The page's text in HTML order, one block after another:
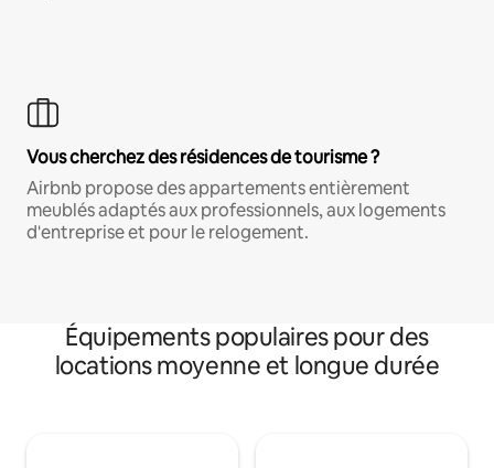
Vous cherchez des résidences de tourisme ?
Airbnb propose des appartements entièrement
meublés adaptés aux professionnels, aux logements
d'entreprise et pour le relogement.
Équipements populaires pour des
locations moyenne et longue durée